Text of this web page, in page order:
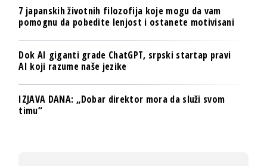
7 japanskih životnih filozofija koje mogu da vam
pomognu da pobedite lenjost i ostanete motivisani
Dok AI giganti grade ChatGPT, srpski startap pravi
AI koji razume naše jezike
IZJAVA DANA: „Dobar direktor mora da služi svom
timu“